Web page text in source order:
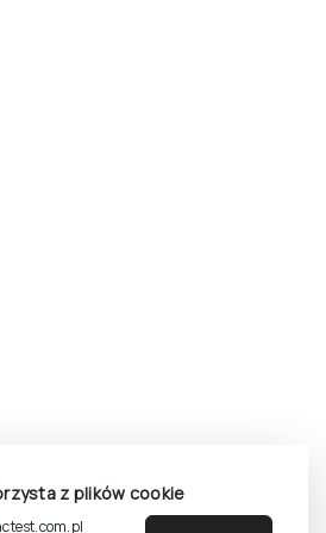
z plików cookie